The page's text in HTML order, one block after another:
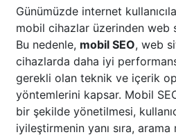
Günümüzde internet
mobil cihazlar üzerinden web
Bu nedenle, mobil SEO, web
cihazlarda daha iyi
gerekli olan teknik ve içerik
yöntemlerini kapsar. Mobil
bir şekilde yönetilmesi,
iyileştirmenin yanı sıra,